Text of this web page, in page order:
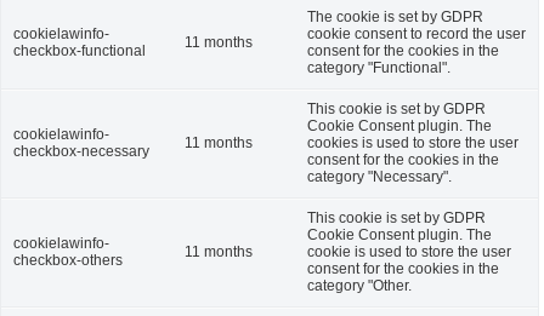
cookielawinfo-
checkbox-functional
11 months
The cookie is set by GDPR
cookie consent to record the user
consent for the cookies in the
category "Functional".
cookielawinfo-
checkbox-necessary
11 months
This cookie is set by GDPR
Cookie Consent plugin. The
cookies is used to store the user
consent for the cookies in the
category "Necessary".
cookielawinfo-
checkbox-others
11 months
This cookie is set by GDPR
Cookie Consent plugin. The
cookie is used to store the user
consent for the cookies in the
category "Other.